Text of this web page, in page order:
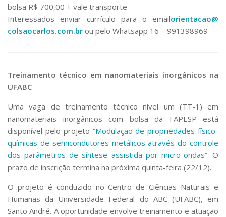
bolsa R$ 700,00 + vale transporte
Interessados enviar currículo para o emailorientacao@
colsaocarlos.com.br ou pelo Whatsapp 16 – 991398969
Treinamento técnico em nanomateriais inorgânicos na
UFABC
Uma vaga de treinamento técnico nível um (TT-1) em
nanomateriais inorgânicos com bolsa da FAPESP está
disponível pelo projeto “Modulação de propriedades físico-
químicas de semicondutores metálicos através do controle
dos parâmetros de síntese assistida por micro-ondas”. O
prazo de inscrição termina na próxima quinta-feira (22/12).
O projeto é conduzido no Centro de Ciências Naturais e
Humanas da Universidade Federal do ABC (UFABC), em
Santo André. A oportunidade envolve treinamento e atuação